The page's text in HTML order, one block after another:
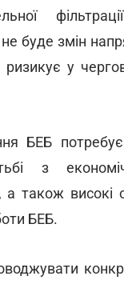
не буде змін
у
БЕБ
з
а також
БЕБ.